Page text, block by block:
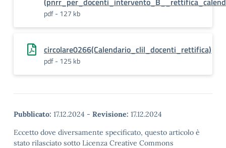
pdf - 127 kb
circolare0266(Calendario_clil_docenti_rettifica)
pdf - 125 kb
Pubblicato: 17.12.2024 - Revisione: 17.12.2024
Eccetto dove diversamente specificato, questo articolo è
stato rilasciato sotto Licenza Creative Commons